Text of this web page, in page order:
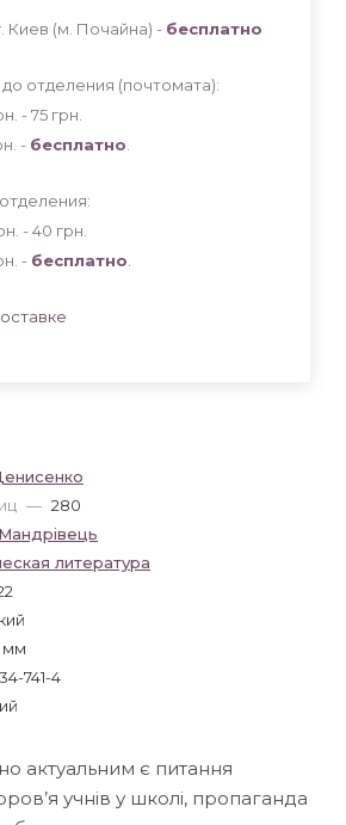
— 280
Мандрівець
литература
мм
741-4
Киев (м. Почайна) - бесплатно
отделения (почтомата):
- 75 грн
- бесплатно
- 40 грн
- бесплатно
актуальним є питання
учнів у школі, пропаганда